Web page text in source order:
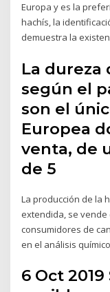
Europa y es la
hachís, la
demuestra la
La dureza
según el
son el
Europea
venta, de
de 5
La producción de la
extendida, se
consumidores de
en el análisis
6 Oct